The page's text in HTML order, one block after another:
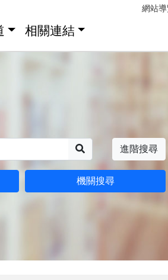
網站導
相關連結
進階搜尋
機關搜尋